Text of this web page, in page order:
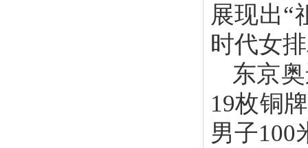
展现出“
时代女
东京
19枚铜
男子100